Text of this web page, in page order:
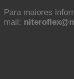
Para maiores
mail: